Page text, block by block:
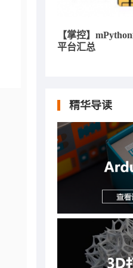
【掌控】
平台汇总
精华导读